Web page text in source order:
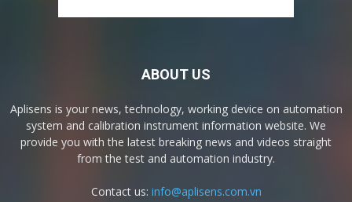
ABOUT US
Aplisens is your news, technology, working device on automation
system and calibration instrument information website. We
provide you with the latest breaking news and videos straight
from the test and automation industry.
Contact us: info@aplisens.com.vn